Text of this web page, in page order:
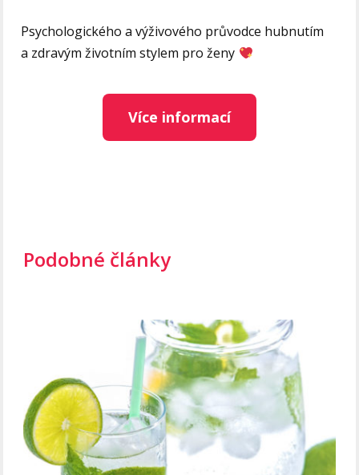
Psychologického a výživového průvodce hubnutím
a zdravým životním stylem pro ženy
Více informací
Podobné články